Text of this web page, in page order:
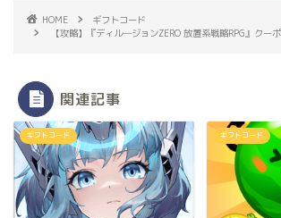
HOME
ギフトコード
【攻略】『ディル―ジョンZERO 放置系戦略RPG』クー
関連記事
ギフトコード ギフトコード